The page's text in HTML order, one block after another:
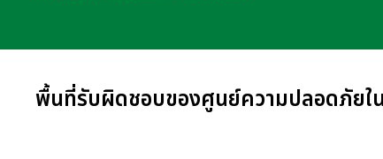
พื้นที่รับผิดชอบของศูนย์ความปลอดภัยใน